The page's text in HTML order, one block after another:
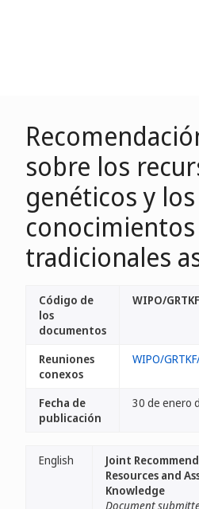
sobre los
genéticos y los
conocimientos
tradicionales
Código de
los
documentos
WIPO/
Reuniones
conexos
WIPO/
Fecha de
publicación
30 de enero
English
Joint
Resources and
Knowledge
Document